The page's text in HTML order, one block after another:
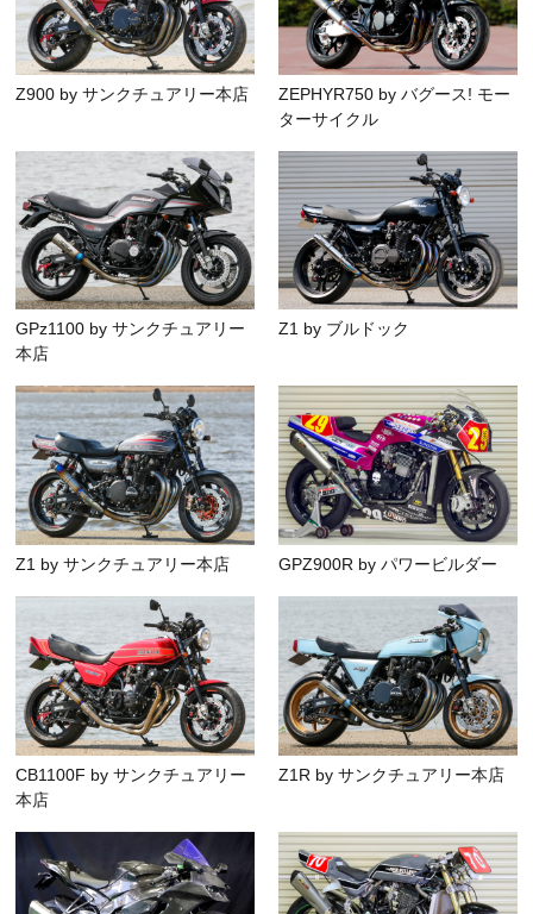
Z900 by サンクチュアリー本店
ZEPHYR750 by バグース! モー
ターサイクル
GPz1100 by サンクチュアリー
本店
Z1 by ブルドック
Z1 by サンクチュアリー本店 GPZ900R by パワービルダー
CB1100F by サンクチュアリー
本店
Z1R by サンクチュアリー本店